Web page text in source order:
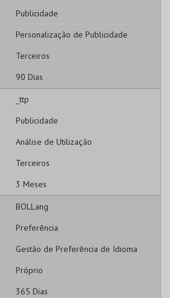
Publicidade
Personalização de Publicidade
Terceiros
90 Dias
_ttp
Publicidade
Análise de Utilização
Terceiros
3 Meses
BOLLang
Preferência
Gestão de Preferência de Idioma
Próprio
365 Dias